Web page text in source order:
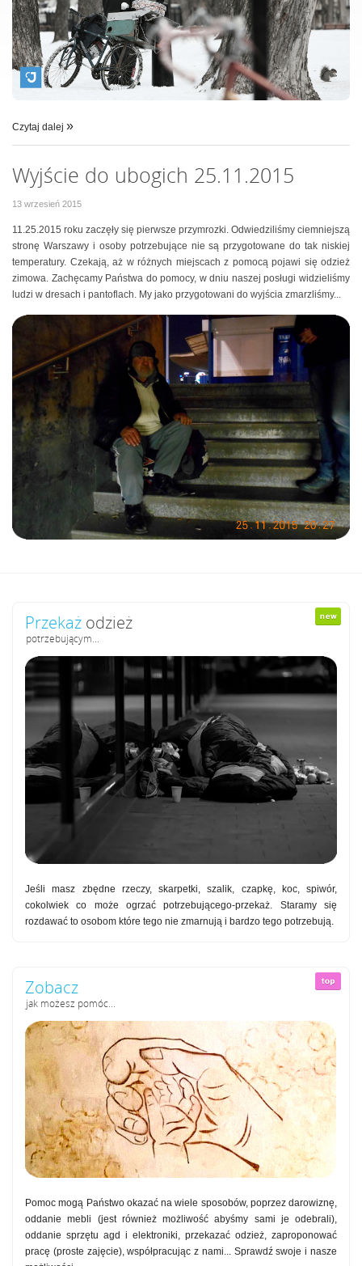
Czytaj dalej
Wyjście do ubogich 25.11.2015
13 wrzesień 2015
11.25.2015 roku zaczęły się pierwsze przymrozki. Odwiedziliśmy ciemniejszą
stronę Warszawy i osoby potrzebujące nie są przygotowane do tak niskiej
temperatury. Czekają, aż w różnych miejscach z pomocą pojawi się odzież
zimowa. Zachęcamy Państwa do pomocy, w dniu naszej posługi widzieliśmy
ludzi w dresach i pantoflach. My jako przygotowani do wyjścia zmarzliśmy...
Przekaż odzież
potrzebującym...
Jeśli masz zbędne rzeczy, skarpetki, szalik, czapkę, koc, spiwór,
cokolwiek co może ogrzać potrzebującego-przekaż. Staramy się
rozdawać to osobom które tego nie zmarnują i bardzo tego potrzebują.
Zobacz
jak możesz pomóc...
Pomoc mogą Państwo okazać na wiele sposobów, poprzez darowiznę,
oddanie mebli (jest również możliwość abyśmy sami je odebrali),
oddanie sprzętu agd i elektroniki, przekazać odzież, zaproponować
pracę (proste zajęcie), współpracując z nami... Sprawdź swoje i nasze